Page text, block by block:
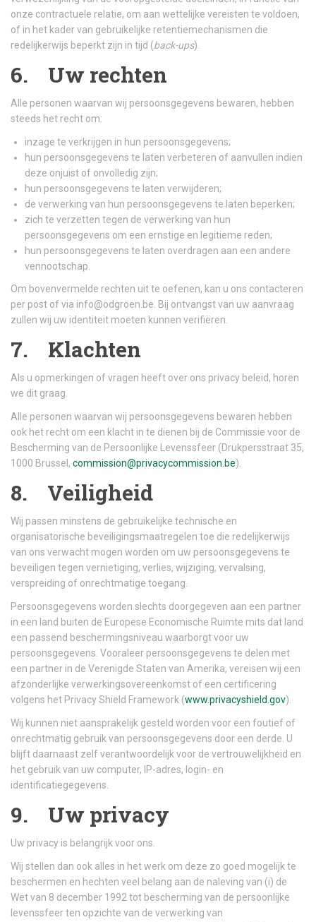
onze contractuele relatie, om aan wettelijke vereisten te voldoen,
of in het kader van gebruikelijke retentiemechanismen die
redelijkerwijs beperkt zijn in tijd (back-ups).
6. Uw rechten
Alle personen waarvan wij persoonsgegevens bewaren, hebben
steeds het recht om:
inzage te verkrijgen in hun persoonsgegevens;
hun persoonsgegevens te laten verbeteren of aanvullen indien
deze onjuist of onvolledig zijn;
hun persoonsgegevens te laten verwijderen;
de verwerking van hun persoonsgegevens te laten beperken;
zich te verzetten tegen de verwerking van hun
persoonsgegevens om een ernstige en legitieme reden;
hun persoonsgegevens te laten overdragen aan een andere
vennootschap.
Om bovenvermelde rechten uit te oefenen, kan u ons contacteren
per post of via info@odgroen.be . Bij ontvangst van uw aanvraag
zullen wij uw identiteit moeten kunnen verifiëren.
7. Klachten
Als u opmerkingen of vragen heeft over ons privacy beleid, horen
we dit graag.
Alle personen waarvan wij persoonsgegevens bewaren hebben
ook het recht om een klacht in te dienen bij de Commissie voor de
Bescherming van de Persoonlijke Levenssfeer (Drukpersstraat 35,
1000 Brussel, commission@privacycommission.be).
8. Veiligheid
Wij passen minstens de gebruikelijke technische en
organisatorische beveiligingsmaatregelen toe die redelijkerwijs
van ons verwacht mogen worden om uw persoonsgegevens te
beveiligen tegen vernietiging, verlies, wijziging, vervalsing,
verspreiding of onrechtmatige toegang.
Persoonsgegevens worden slechts doorgegeven aan een partner
in een land buiten de Europese Economische Ruimte mits dat land
een passend beschermingsniveau waarborgt voor uw
persoonsgegevens. Vooraleer persoonsgegevens te delen met
een partner in de Verenigde Staten van Amerika, vereisen wij een
afzonderlijke verwerkingsovereenkomst of een certificering
volgens het Privacy Shield Framework (www.privacyshield.gov).
Wij kunnen niet aansprakelijk gesteld worden voor een foutief of
onrechtmatig gebruik van persoonsgegevens door een derde. U
blijft daarnaast zelf verantwoordelijk voor de vertrouwelijkheid en
het gebruik van uw computer, IP-adres, login- en
identificatiegegevens.
9. Uw privacy
Uw privacy is belangrijk voor ons.
Wij stellen dan ook alles in het werk om deze zo goed mogelijk te
beschermen en hechten veel belang aan de naleving van (i) de
Wet van 8 december 1992 tot bescherming van de persoonlijke
levenssfeer ten opzichte van de verwerking van